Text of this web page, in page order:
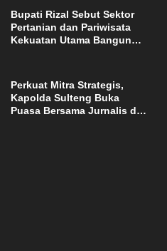
Bupati Rizal Sebut Sektor
Pertanian dan Pariwisata
Kekuatan Utama Bangun
Perkuat Mitra Strategis,
Kapolda Sulteng Buka
Puasa Bersama Jurnalis dan